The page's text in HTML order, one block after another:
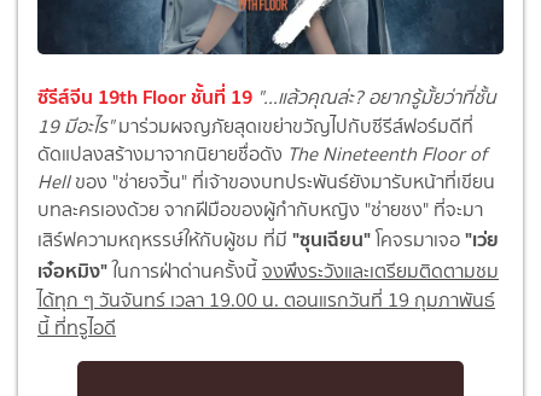
ซีรีส์จีน 19th Floor ชั้นที่ 19 "...แล้วคุณล่ะ? อยากรู้มั้ยว่าที่ชั้น
19 มีอะไร"มาร่วมผจญภัยสุดเขย่าขวัญไปกับซีรีส์ฟอร์มดีที่
ดัดแปลงสร้างมาจากนิยายชื่อดัง The Nineteenth Floor of
Hellของ "ช่ายจวิ้น" ที่เจ้าของบทประพันธ์ยังมารับหน้าที่เขียน
บทละครเองด้วย จากฝีมือของผู้กำกับหญิง "ช่ายชง" ที่จะมา
เสิร์ฟความหฤหรรษ์ให้กับผู้ชม ที่มี "ซุนเฉียน"โคจรมาเจอ"เว่ย
เจ๋อหมิง"ในการฝ่าด่านครั้งนี้ จงพึงระวังและเตรียมติดตามชม
ได้ทุก ๆ วันจันทร์ เวลา 19.00 น. ตอนแรกวันที่ 19 กุมภาพันธ์
นี้ ที่ทรูไอดี